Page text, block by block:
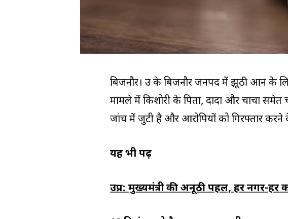
बिजनौर। उप्र के बिजनौर जनपद में झूठी आन के
मामले में किशोरी के पिता, दादा और चाचा समेत
जांच में जुटी है और आरोपियों को गिरफ्तार करने
यह भी पढ़ें
उप्र: मुख्यमंत्री की अनूठी पहल, हर नगर-हर